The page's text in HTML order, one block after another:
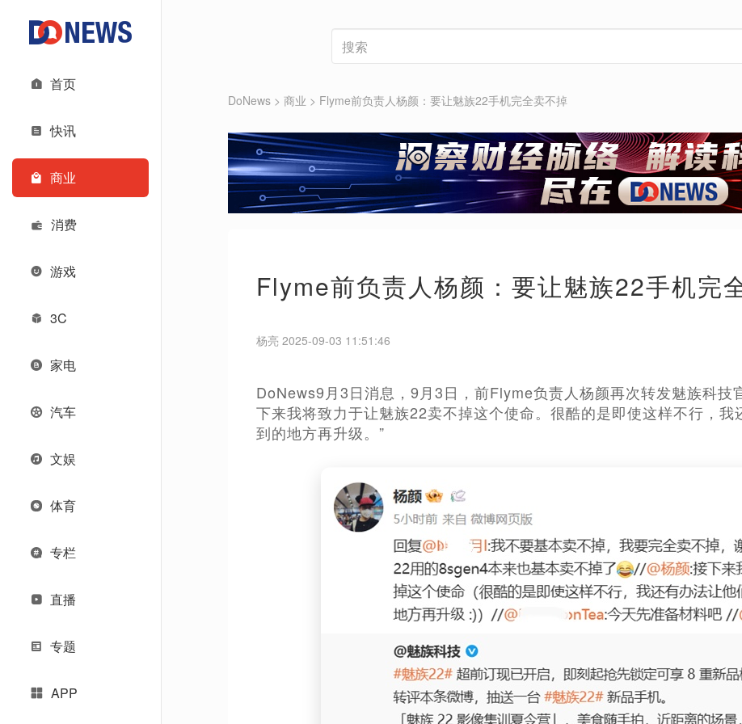
首页
快讯
商业
消费
游戏
3C
家电
汽车
文娱
体育
专栏
直播
专题
APP
DoNews > 商业 > Flyme前负责人杨颜：要让魅族22手机完全卖不掉
Flyme前负责人杨颜：要让魅族22手机完
杨亮 2025-09-03 11:51:46
DoNews9月3日消息，9月3日，前Flyme负责人杨颜再次转发魅族科技
下来我将致力于让魅族22卖不掉这个使命。很酷的是即使这样不行，
到的地方再升级。”